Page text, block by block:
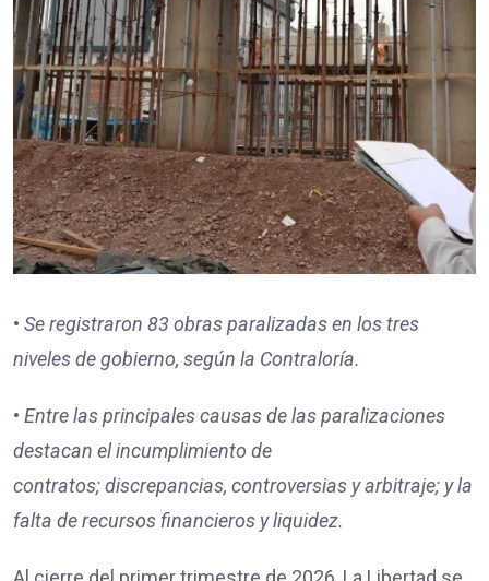
• Se registraron 83 obras paralizadas en los tres
niveles de gobierno, según la Contraloría.
• Entre las principales causas de las paralizaciones
destacan el incumplimiento de
contratos;discrepancias, controversias y arbitraje; yla
falta de recursos financieros y liquidez.